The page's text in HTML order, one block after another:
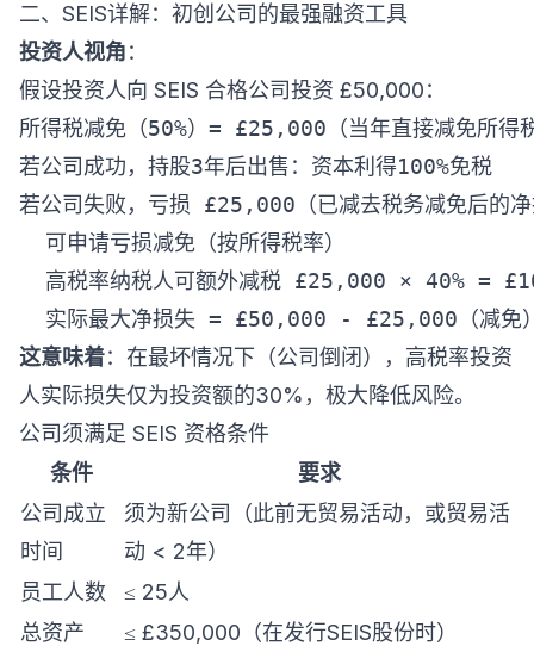
二、SEIS详解：初创公司的最强融资工具
投资人视角：
假设投资人向 SEIS 合格公司投资 £50,000：
所得税减免（50%）= £25,000（当年直接减免所得
若公司成功，持股3年后出售：资本利得100%免税
若公司失败，亏损 £25,000（已减去税务减免后的
  可申请亏损减免（按所得税率）
高税率纳税人可额外减税 £25,000 × 40% =
这意味着：在最坏情况下（公司倒闭），高税率投资
人实际损失仅为投资额的30%，极大降低风险。
公司须满足 SEIS 资格条件
条件
要求
公司成立
时间
须为新公司（此前无贸易活动，或贸易活
动 < 2年）
员工人数
≤ 25人
总资产
≤ £350,000（在发行SEIS股份时）